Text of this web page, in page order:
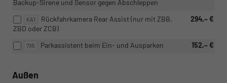
Backup-Sirene und Sensor gegen Abschleppen
KA1 294,– €
Rückfahrkamera Rear Assist (nur mit ZBB,
ZBD oder ZCB)
7X5 152,– €
Parkassistent beim Ein- und Ausparken
Außen